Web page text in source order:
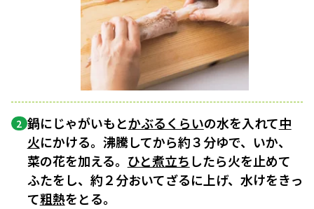
2 鍋にじゃがいもとかぶるくらいの水を入れて中
火にかける。沸騰してから約３分ゆで、いか、
菜の花を加える。 ひと煮立ち したら火を止めて
ふたをし、約２分おいてざるに上げ、水けをきっ
て粗熱をとる。